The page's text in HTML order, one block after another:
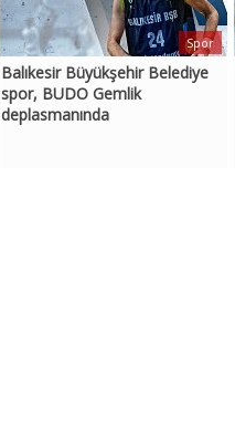
Balıkesir Büyükşehir Belediye
spor, BUDO Gemlik
deplasmanında
Spor